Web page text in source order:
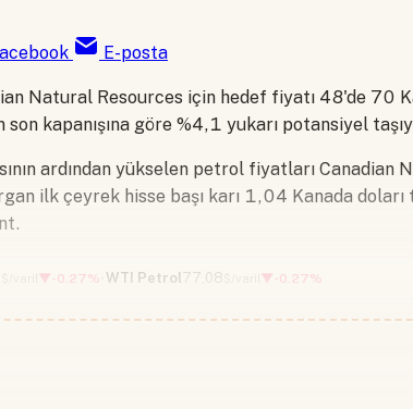
E-posta
Natural Resources için hedef fiyatı 48'de 70
son kapanışına göre %4,1 yukarı potansiyel
ardından yükselen petrol fiyatları Canadian
ilk çeyrek hisse başı karı 1,04 Kanada
▼-0.27% WTI Petrol 77,08 ▼-0.27%